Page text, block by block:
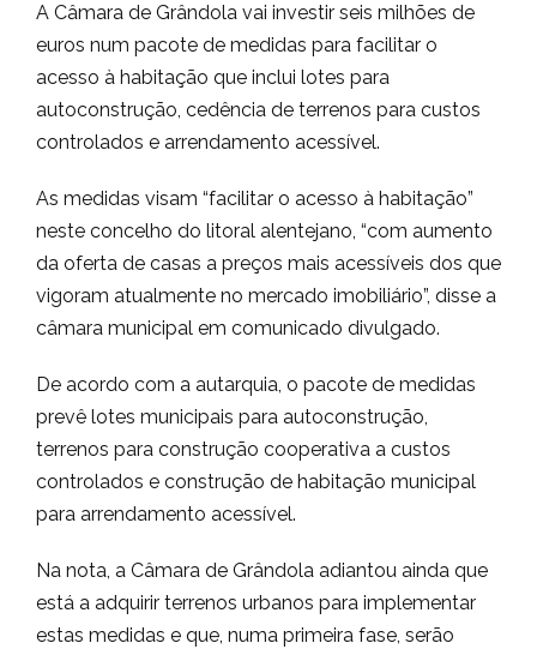
A Câmara de Grândola vai investir seis milhões de
euros num pacote de medidas para facilitar o
acesso à habitação que inclui lotes para
autoconstrução, cedência de terrenos para custos
controlados e arrendamento acessível.
As medidas visam “facilitar o acesso à habitação”
neste concelho do litoral alentejano, “com aumento
da oferta de casas a preços mais acessíveis dos que
vigoram atualmente no mercado imobiliário”, disse a
câmara municipal em comunicado divulgado.
De acordo com a autarquia, o pacote de medidas
prevê lotes municipais para autoconstrução,
terrenos para construção cooperativa a custos
controlados e construção de habitação municipal
para arrendamento acessível.
Na nota, a Câmara de Grândola adiantou ainda que
está a adquirir terrenos urbanos para implementar
estas medidas e que, numa primeira fase, serão